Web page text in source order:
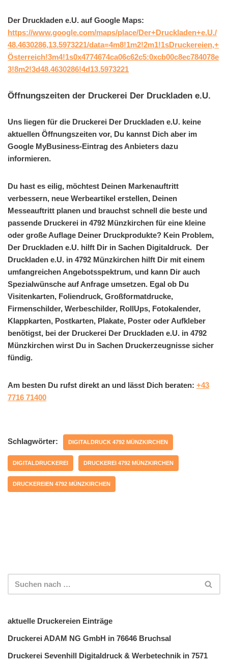
Der Druckladen e.U. auf Google Maps:
https://www.google.com/maps/place/Der+Druckladen+e.U./
48.4630286,13.5973221/data=4m8!1m2!2m1!1sDruckereien,+
Österreich!3m4!1s0x4774674ca06c62c5:0xcb00c8ec784078e
3!8m2!3d48.4630286!4d13.5973221
Öffnungszeiten der Druckerei Der Druckladen e.U.
Uns liegen für die Druckerei Der Druckladen e.U. keine
aktuellen Öffnungszeiten vor, Du kannst Dich aber im
Google MyBusiness-Eintrag des Anbieters dazu
informieren.
Du hast es eilig, möchtest Deinen Markenauftritt
verbessern, neue Werbeartikel erstellen, Deinen
Messeauftritt planen und brauchst schnell die beste und
passende Druckerei in 4792 Münzkirchen für eine kleine
oder große Auflage Deiner Druckprodukte? Kein Problem,
Der Druckladen e.U. hilft Dir in Sachen Digitaldruck. Der
Druckladen e.U. in 4792 Münzkirchen hilft Dir mit einem
umfangreichen Angebotsspektrum, und kann Dir auch
Spezialwünsche auf Anfrage umsetzen. Egal ob Du
Visitenkarten, Foliendruck, Großformatdrucke,
Firmenschilder, Werbeschilder, RollUps, Fotokalender,
Klappkarten, Postkarten, Plakate, Poster oder Aufkleber
benötigst, bei der Druckerei Der Druckladen e.U. in 4792
Münzkirchen wirst Du in Sachen Druckerzeugnisse sicher
fündig.
Am besten Du rufst direkt an und lässt Dich beraten: +43
7716 71400
Schlagwörter: DIGITALDRUCK 4792 MÜNZKIRCHEN
DIGITALDRUCKEREI DRUCKEREI 4792 MÜNZKIRCHEN
DRUCKEREIEN 4792 MÜNZKIRCHEN
aktuelle Druckereien Einträge
Druckerei ADAM NG GmbH in 76646 Bruchsal
Druckerei Sevenhill Digitaldruck & Werbetechnik in 7571